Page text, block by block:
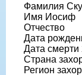
Фамилия
Имя Иосиф
Отчество
Дата
Дата смерти
Страна
Регион